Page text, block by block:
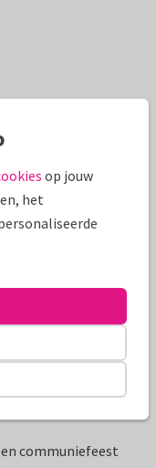
communiefeest
op jouw
het